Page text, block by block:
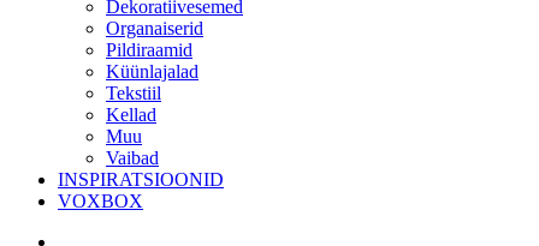
Dekoratiivesemed
Organaiserid
Pildiraamid
Küünlajalad
Tekstiil
Kellad
Muu
Vaibad
INSPIRATSIOONID
VOXBOX